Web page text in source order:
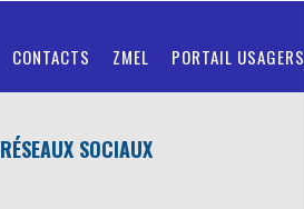
CONTACTS ZMEL PORTAIL USAGERS
RÉSEAUX SOCIAUX